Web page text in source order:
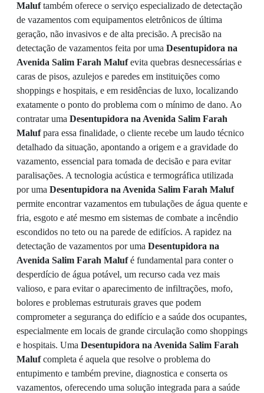
Maluftambém oferece o serviço especializado de detectação
de vazamentos com equipamentos eletrônicos de última
geração, não invasivos e de alta precisão. A precisão na
detectação de vazamentos feita por uma Desentupidora na
Avenida Salim Farah Malufevita quebras desnecessárias e
caras de pisos, azulejos e paredes em instituições como
shoppings e hospitais, e em residências de luxo, localizando
exatamente o ponto do problema com o mínimo de dano. Ao
contratar uma Desentupidora na Avenida Salim Farah
Malufpara essa finalidade, o cliente recebe um laudo técnico
detalhado da situação, apontando a origem e a gravidade do
vazamento, essencial para tomada de decisão e para evitar
paralisações. A tecnologia acústica e termográfica utilizada
por uma Desentupidora na Avenida Salim Farah Maluf
permite encontrar vazamentos em tubulações de água quente e
fria, esgoto e até mesmo em sistemas de combate a incêndio
escondidos no teto ou na parede de edifícios. A rapidez na
detectação de vazamentos por uma Desentupidora na
Avenida Salim Farah Malufé fundamental para conter o
desperdício de água potável, um recurso cada vez mais
valioso, e para evitar o aparecimento de infiltrações, mofo,
bolores e problemas estruturais graves que podem
comprometer a segurança do edifício e a saúde dos ocupantes,
especialmente em locais de grande circulação como shoppings
e hospitais. Uma Desentupidora na Avenida Salim Farah
Malufcompleta é aquela que resolve o problema do
entupimento e também previne, diagnostica e conserta os
vazamentos, oferecendo uma solução integrada para a saúde